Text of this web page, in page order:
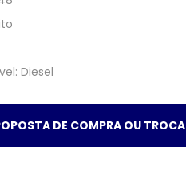
Diesel
DE COMPRA OU TROCA